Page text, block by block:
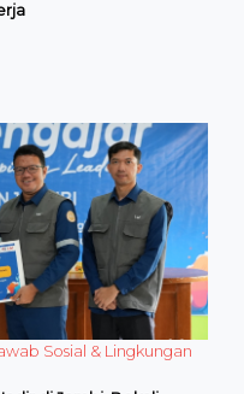
Sosial & Lingkungan